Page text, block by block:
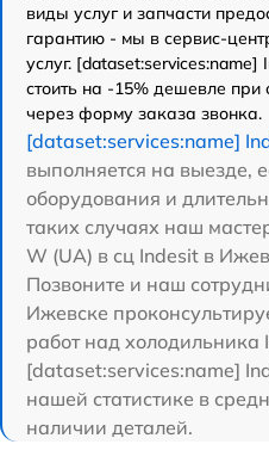
виды услуг и запчасти
гарантию - мы в сервис-
услуг.
стоить на -15% дешевле
через форму заказа звонка.
[dataset:services:name]
выполняется на выезде,
оборудования и
таких случаях наш
W (UA) в сц Indesit в
Позвоните и наш
Ижевске
работ над холодильника
[dataset:services:name]
нашей статистике в
наличии деталей.